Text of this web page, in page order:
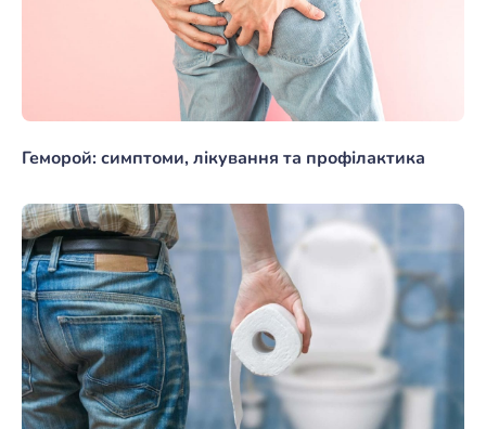
Геморой: симптоми, лікування та профілактика